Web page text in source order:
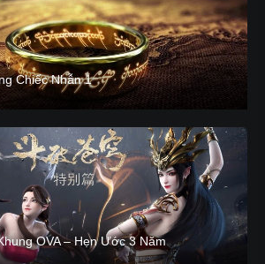
Chiếc Nhẫn 1
OVA – Hẹn Ước 3 Năm